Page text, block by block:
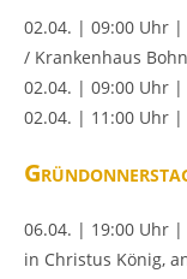
02.04. | 09:00 Uhr |
/ Krankenhaus
02.04. | 09:00 Uhr
02.04. | 11:00 Uhr |
06.04. | 19:00 Uhr |
in Christus König,